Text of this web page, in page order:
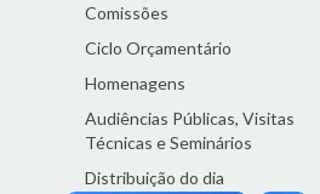
Comissões
Ciclo Orçamentário
Homenagens
Audiências Públicas, Visitas
Técnicas e Seminários
Distribuição do dia